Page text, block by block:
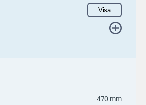
Visa
470 mm